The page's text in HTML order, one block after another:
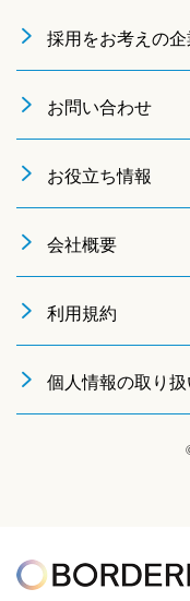
採用をお考えの
お問い合わせ
お役立ち情報
会社概要
利用規約
個人情報の取り